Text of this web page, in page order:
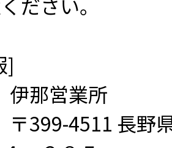
]
伊那営業所
〒399-4511 長野